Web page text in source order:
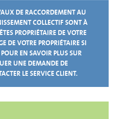
DE RACCORDEMENT AU
COLLECTIF SONT À
PROPRIÉTAIRE DE VOTRE
DE VOTRE PROPRIÉTAIRE SI
EN SAVOIR PLUS SUR
UNE DEMANDE DE
LE SERVICE CLIENT.